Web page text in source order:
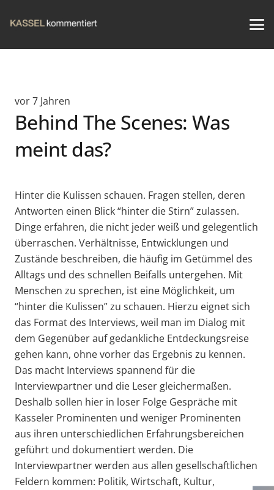
vor 7 Jahren
Behind The Scenes: Was
meint das?
Hinter die Kulissen schauen. Fragen stellen, deren
Antworten einen Blick “hinter die Stirn” zulassen.
Dinge erfahren, die nicht jeder weiß und gelegentlich
überraschen. Verhältnisse, Entwicklungen und
Zustände beschreiben, die häufig im Getümmel des
Alltags und des schnellen Beifalls untergehen. Mit
Menschen zu sprechen, ist eine Möglichkeit, um
“hinter die Kulissen” zu schauen. Hierzu eignet sich
das Format des Interviews, weil man im Dialog mit
dem Gegenüber auf gedankliche Entdeckungsreise
gehen kann, ohne vorher das Ergebnis zu kennen.
Das macht Interviews spannend für die
Interviewpartner und die Leser gleichermaßen.
Deshalb sollen hier in loser Folge Gespräche mit
Kasseler Prominenten und weniger Prominenten
aus ihren unterschiedlichen Erfahrungsbereichen
geführt und dokumentiert werden. Die
Interviewpartner werden aus allen gesellschaftlichen
Feldern kommen: Politik, Wirtschaft, Kultur,